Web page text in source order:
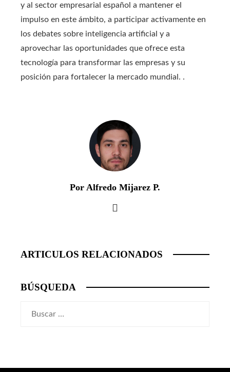
y al sector empresarial español a mantener el
impulso en este ámbito, a participar activamente en
los debates sobre inteligencia artificial y a
aprovechar las oportunidades que ofrece esta
tecnología para transformar las empresas y su
posición para fortalecer la mercado mundial. .
Por Alfredo Mijarez P.
ARTICULOS RELACIONADOS
BÚSQUEDA